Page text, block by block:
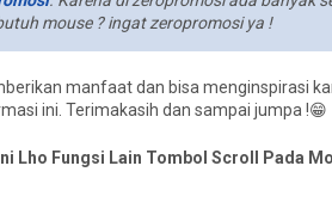
mouse ? ingat zeropromosi ya !
manfaat dan bisa menginspirasi
ini. Terimakasih dan sampai jumpa !😁
Lho Fungsi Lain Tombol Scroll Pada